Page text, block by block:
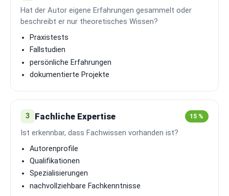
Hat der Autor eigene Erfahrungen gesammelt oder
beschreibt er nur theoretisches Wissen?
Praxistests
Fallstudien
persönliche Erfahrungen
dokumentierte Projekte
3 Fachliche Expertise 15 %
Ist erkennbar, dass Fachwissen vorhanden ist?
Autorenprofile
Qualifikationen
Spezialisierungen
nachvollziehbare Fachkenntnisse